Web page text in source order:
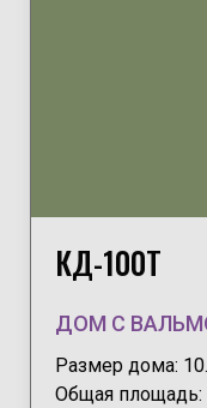
КД-100Т
ДОМ С
Размер дома:
Общая площадь: